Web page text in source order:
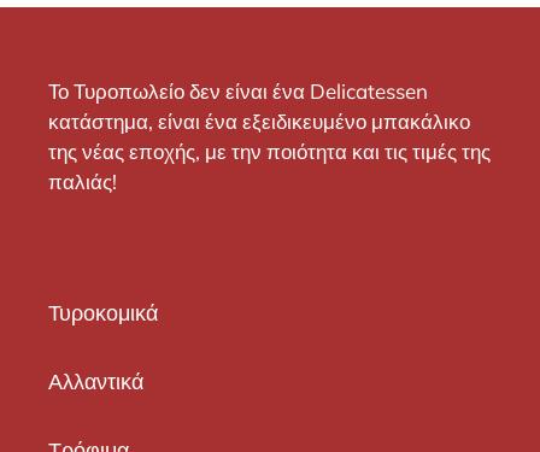
Το Τυροπωλείο δεν είναι ένα Delicatessen
κατάστημα, είναι ένα εξειδικευμένο μπακάλικο
της νέας εποχής, με την ποιότητα και τις τιμές της
παλιάς!
Τυροκομικά
Αλλαντικά